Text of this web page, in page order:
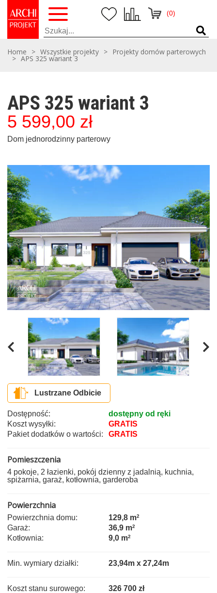
(0)
Home > Wszystkie projekty > Projekty domów parterowych
> APS 325 wariant 3
APS 325 wariant 3
5 599,00 zł
Dom jednorodzinny parterowy
Lustrzane Odbicie
Dostępność:
dostępny od ręki
Koszt wysyłki:
GRATIS
Pakiet dodatków o wartości:
GRATIS
Pomieszczenia
4 pokoje, 2 łazienki, pokój dzienny z jadalnią, kuchnia,
spiżarnia, garaż, kotłownia, garderoba
Powierzchnia
Powierzchnia domu: 129,8 m2
Garaż: 36,9 m2
Kotłownia: 9,0 m2
Min. wymiary działki: 23,94m x 27,24m
Koszt stanu surowego: 326 700 zł